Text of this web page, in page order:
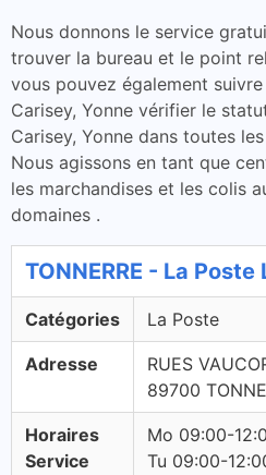
Nous donnons le service
trouver la bureau et le point
vous pouvez également
Carisey, Yonne vérifier le
Carisey, Yonne dans toutes
Nous agissons en tant que
les marchandises et les colis
domaines .
TONNERRE - La Poste
Catégories La Poste
Adresse
RUES
89700
Horaires
Service
Mo 09:00-
Tu 09:00-